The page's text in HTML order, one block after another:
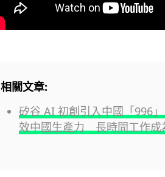
相關文章:
矽谷 AI 初創引入中國「996
效中國生產力 長時間工作成